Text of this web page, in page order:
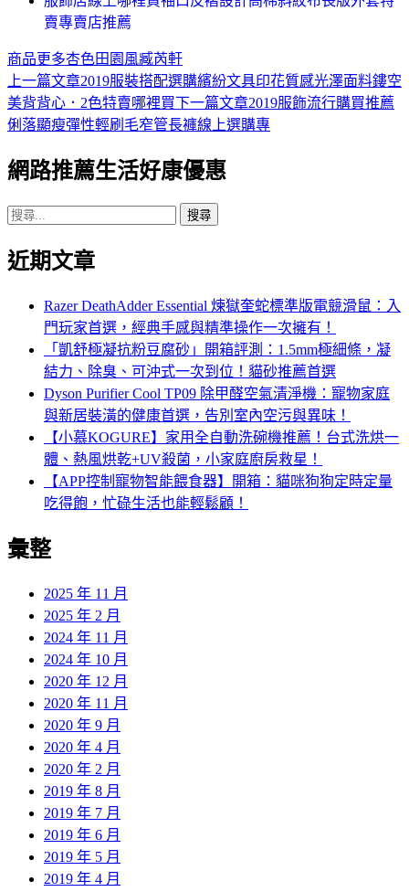
賣專賣店推薦
商品更多杏色田園風臧芮軒
文
章
覽
上一篇文章2019服裝搭配選購繽紛文具印花質感光澤面料鏤空
美背背心．2色特賣哪裡買下一篇文章2019服飾流行購買推薦
俐落顯瘦彈性輕刷毛窄管長褲線上選購專
網路推薦生活好康優惠
搜
關
近期文章
Razer DeathAdder Essential 煉獄奎蛇標準版電競滑鼠：入
門玩家首選，經典手感與精準操作一次擁有！
「凱舒極凝抗粉豆腐砂」開箱評測：1.5mm極細條，凝
結力、除臭、可沖式一次到位！貓砂推薦首選
Dyson Purifier Cool TP09 除甲醛空氣清淨機：寵物家庭
與新居裝潢的健康首選，告別室內空污與異味！
【小慕KOGURE】家用全自動洗碗機推薦！台式洗烘一
體、熱風烘乾+UV殺菌，小家庭廚房救星！
【APP控制寵物智能餵食器】開箱：貓咪狗狗定時定量
吃得飽，忙碌生活也能輕鬆顧！
彙整
2025 年 11 月
2025 年 2 月
2024 年 11 月
2024 年 10 月
2020 年 12 月
2020 年 11 月
2020 年 9 月
2020 年 4 月
2020 年 2 月
2019 年 8 月
2019 年 7 月
2019 年 6 月
2019 年 5 月
2019 年 4 月